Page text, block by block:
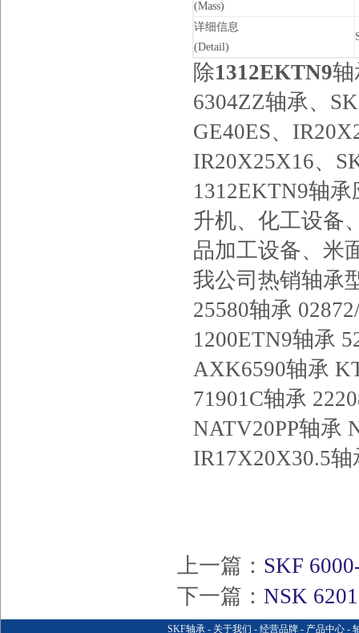
(Mass)
详细信息
(Detail)
除1312EKTN9轴
6304ZZ轴承、
GE40ES、
IR20X25X16、
1312EKTN9轴
升机、化工设备
品加工设备、米
我公司热销轴承
25580轴承
1200ETN9轴承
AXK6590轴承
71901C轴承
NATV20PP轴承
IR17X20X30.5
上一篇： SKF
下一篇： NSK
SKF轴承 - 关于我们 -经营品牌 - 产品中心 -